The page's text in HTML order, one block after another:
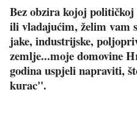
Bez obzira kojoj
ili vladajućim, želim vam
jake, industrijske,
zemlje...moje domovine
godina uspjeli napraviti,
kurac".